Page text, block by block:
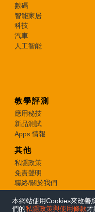
數碼
智能家居
科技
汽車
人工智能
教學評測
應用秘技
新品測試
Apps 情報
其他
私隱政策
免責聲明
聯絡/關於我們
© 2026 e-zone. All
本網站使用Cookies來改善
們的私隱政策與使用條款才